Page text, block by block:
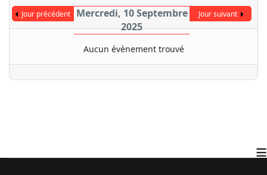
Jour précédent
Mercredi, 10 Septembre
2025
Jour suivant
Aucun évènement trouvé
≡